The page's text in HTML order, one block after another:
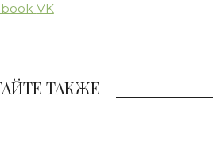
VK
ТАКЖЕ